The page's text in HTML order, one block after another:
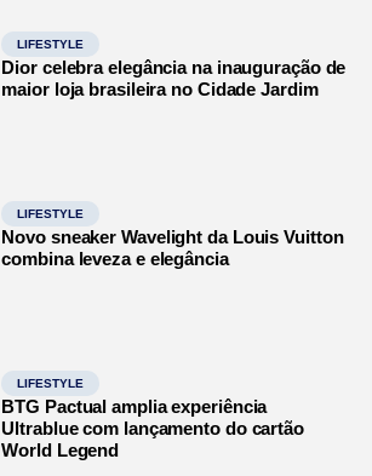
LIFESTYLE
Dior celebra elegância na inauguração de
maior loja brasileira no Cidade Jardim
LIFESTYLE
Novo sneaker Wavelight da Louis Vuitton
combina leveza e elegância
LIFESTYLE
BTG Pactual amplia experiência
Ultrablue com lançamento do cartão
World Legend